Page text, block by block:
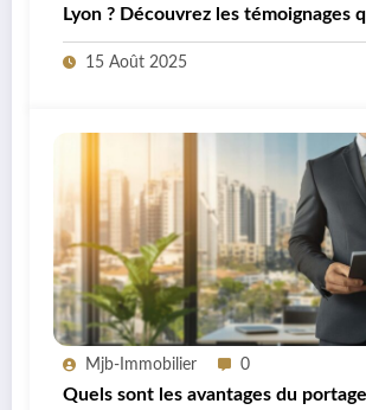
Lyon ? Découvrez les témoignages
la différence
15 Août 2025
Mjb-Immobilier 0
Quels sont les avantages du